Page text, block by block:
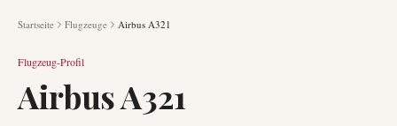
Startseite Flugzeuge Airbus A321
Flugzeug-Profil
Airbus A321